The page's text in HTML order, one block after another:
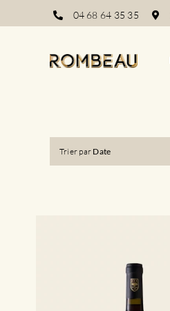
au
04 68 64 35 35
Trier par Date